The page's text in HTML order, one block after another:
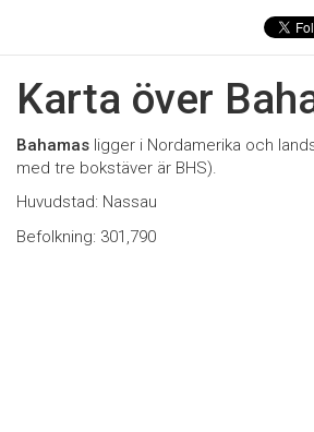
Karta över
Bahamas ligger i Nordamerika och
med tre bokstäver är BHS).
Huvudstad: Nassau
Befolkning: 301,790